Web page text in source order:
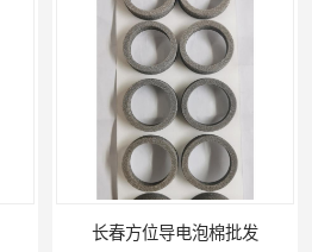
长春方位导电泡棉批发